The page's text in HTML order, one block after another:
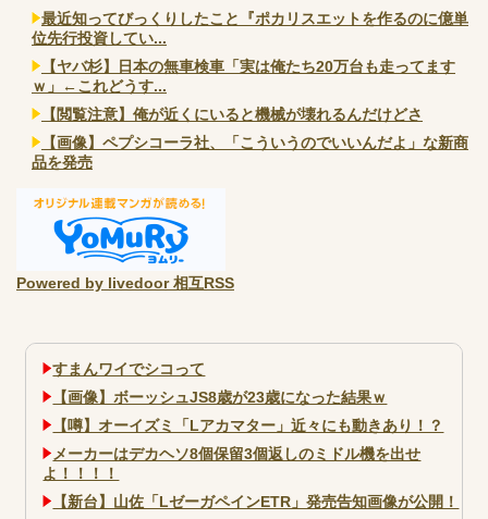
最近知ってびっくりしたこと『ポカリスエットを作るのに億単
位先行投資してい...
【ヤバ杉】日本の無車検車「実は俺たち20万台も走ってます
ｗ」←これどうす...
【閲覧注意】俺が近くにいると機械が壊れるんだけどさ
【画像】ペプシコーラ社、「こういうのでいいんだよ」な新商
品を発売
Powered by livedoor 相互RSS
すまんワイでシコって
【画像】ボーッシュJS8歳が23歳になった結果ｗ
【噂】オーイズミ「Lアカマター」近々にも動きあり！？
メーカーはデカヘソ8個保留3個返しのミドル機を出せ
よ！！！！
【新台】山佐「LゼーガペインETR」発売告知画像が公開！